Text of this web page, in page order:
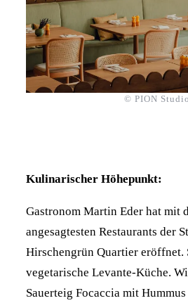
© PION Studio
Kulinarischer Höhepunkt:
Gastronom Martin Eder hat mit
angesagtesten Restaurants der
Hirschengrün Quartier eröffnet.
vegetarische Levante-Küche.
Sauerteig Focaccia mit